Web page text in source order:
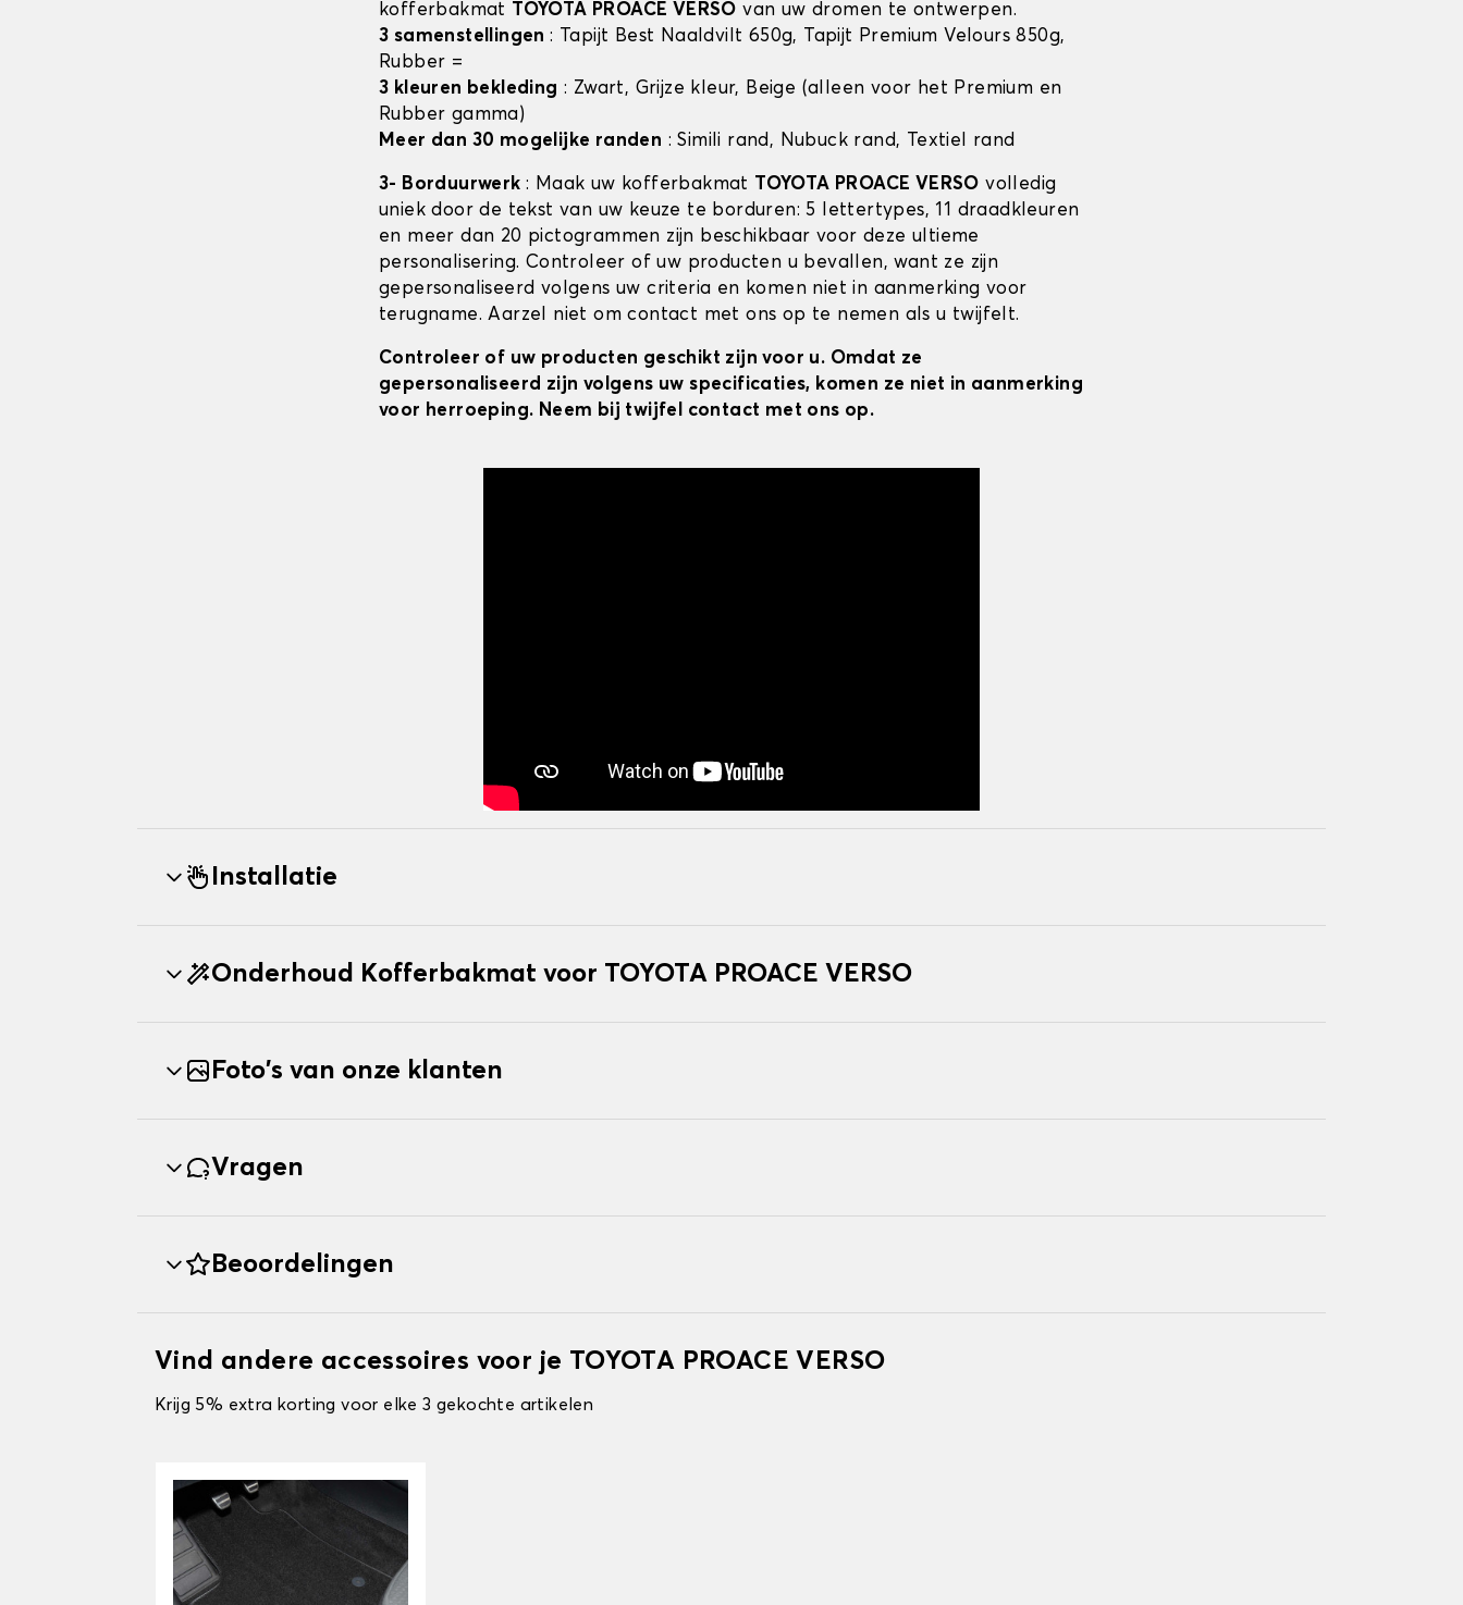
kofferbakmat
TOYOTA PROACE VERSO van uw dromen te ontwerpen.
3 samenstellingen: Tapijt Best Naaldvilt 650g, Tapijt Premium Velours 850g,
Rubber =
3 kleuren bekleding : Zwart, Grijze kleur, Beige (alleen voor het Premium en
Rubber gamma)
Meer dan 30 mogelijke randen : Simili rand, Nubuck rand, Textiel rand
3- Borduurwerk : Maak uw kofferbakmat TOYOTA PROACE VERSO volledig
uniek door de tekst van uw keuze te borduren: 5 lettertypes, 11 draadkleuren
en meer dan 20 pictogrammen zijn beschikbaar voor deze ultieme
personalisering. Controleer of uw producten u bevallen, want ze zijn
gepersonaliseerd volgens uw criteria en komen niet in aanmerking voor
terugname. Aarzel niet om contact met ons op te nemen als u twijfelt.
Controleer of uw producten geschikt zijn voor u. Omdat ze
gepersonaliseerd zijn volgens uw specificaties, komen ze niet in aanmerking
voor herroeping. Neem bij twijfel contact met ons op.
Installatie
Onderhoud Kofferbakmat voor TOYOTA PROACE VERSO
Foto's van onze klanten
Vragen
Beoordelingen
Vind andere accessoires voor je TOYOTA PROACE VERSO
Krijg 5% extra korting voor elke 3 gekochte artikelen